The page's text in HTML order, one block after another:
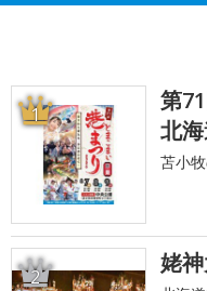
1
第
北
苫小
2 姥